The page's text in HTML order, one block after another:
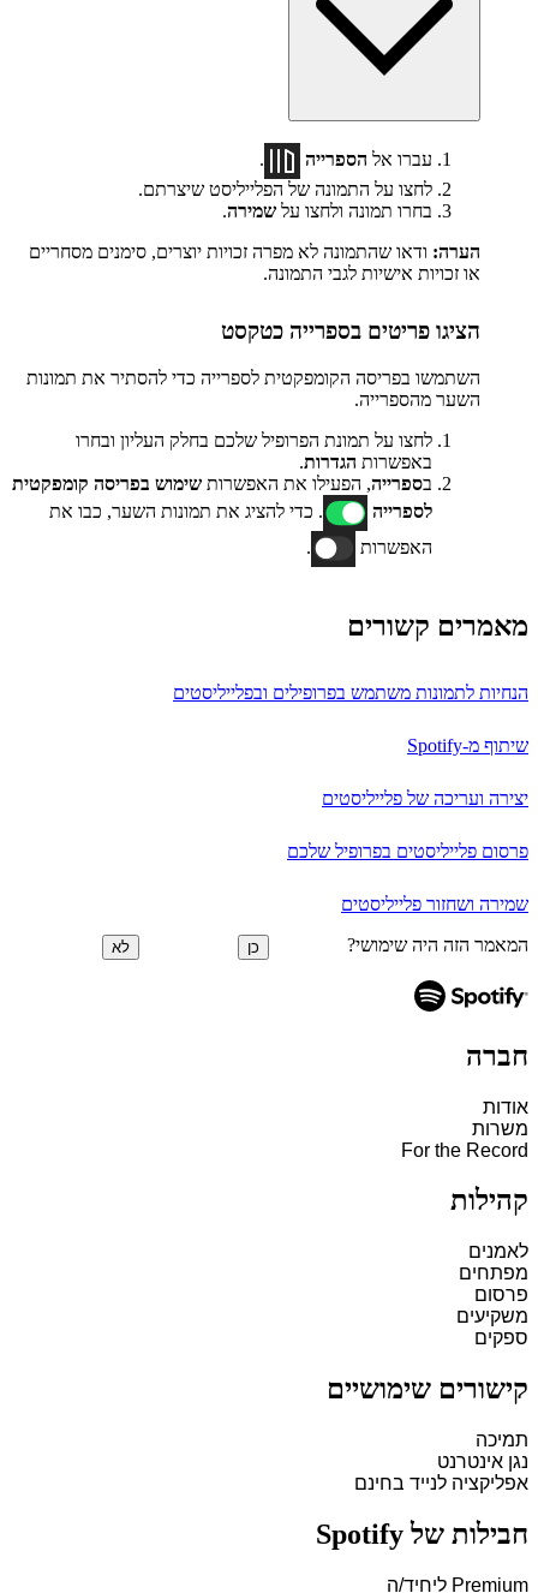
עברו אל הספרייה
.
לחצו על התמונה של הפלייליסט שיצרתם.
בחרו תמונה ולחצו על שמירה.
הערה: ודאו שהתמונה לא מפרה זכויות יוצרים, סימנים מסחריים
או זכויות אישיות לגבי התמונה.
הציגו פריטים בספרייה כטקסט
השתמשו בפריסה הקומפקטית לספרייה כדי להסתיר את תמונות
השער מהספרייה.
לחצו על תמונת הפרופיל שלכם בחלק העליון ובחרו
באפשרות הגדרות.
בספרייה, הפעילו את האפשרות שימוש בפריסה קומפקטית
לספרייה
. כדי להציג את תמונות השער, כבו את
האפשרות
.
מאמרים קשורים
הנחיות לתמונות משתמש בפרופילים ובפלייליסטים
שיתוף מ-Spotify
יצירה ועריכה של פלייליסטים
פרסום פלייליסטים בפרופיל שלכם
שמירה ושחזור פלייליסטים
המאמר הזה היה שימושי? כן לא
חברה
אודות
משרות
For the Record
קהילות
לאמנים
מפתחים
פרסום
משקיעים
ספקים
קישורים שימושיים
תמיכה
נגן אינטרנט
אפליקציה לנייד בחינם
חבילות של Spotify
Premium ליחיד/ה